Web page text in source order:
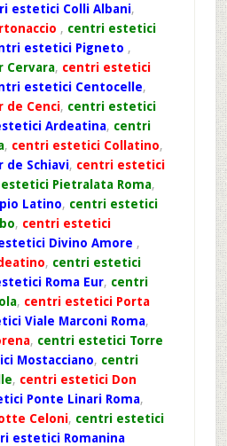
estetici Colli Albani,
, centri estetici
estetici Pigneto ,
Cervara, centri estetici
estetici Centocelle,
de Cenci, centri estetici
Ardeatina, centri
, centri estetici Collatino,
de Schiavi, centri estetici
Pietralata Roma,
Latino, centri estetici
, centri estetici
Divino Amore ,
, centri estetici
Roma Eur, centri
, centri estetici Porta
Viale Marconi Roma,
, centri estetici Torre
Mostacciano, centri
, centri estetici Don
Ponte Linari Roma,
Celoni, centri estetici
estetici Romanina